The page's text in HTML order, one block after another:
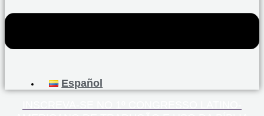
Español